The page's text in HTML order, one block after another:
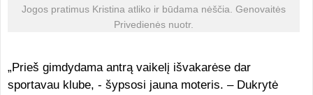
Jogos pratimus Kristina atliko ir būdama nėščia. Genovaitės
Privedienės nuotr.
„Prieš gimdydama antrą vaikelį išvakarėse dar
sportavau klube, - šypsosi jauna moteris. – Dukrytė